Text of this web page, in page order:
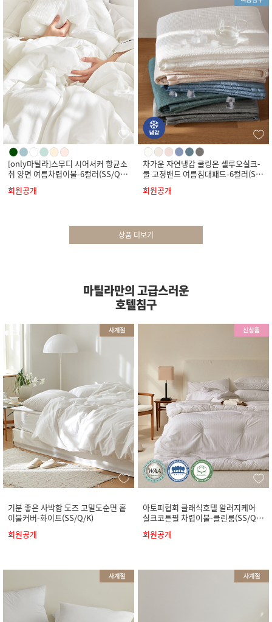
[only마틸라]스무디 시어서커 항균소
취 양면 여름차렵이불-6컬러(SS/Q/
K)
회원공개
차가운 자연냉감 쿨링온 셀루오실크-
쿨 고정밴드 여름침대패드-6컬러(SS/
Q/K)
회원공개
상품 더보기
마틸라만의 고급스러운
호텔침구
기분 좋은 사박함 도즈 고밀도순면 홑
이불커버-화이트(SS/Q/K)
회원공개
아토피협회 클래식호텔 알러지케어
실크코튼필 차렵이불-클린룸(SS/Q/
회원공개